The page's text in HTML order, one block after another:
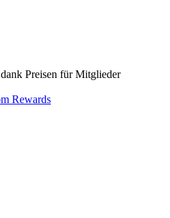
Preisen für Mitglieder
Rewards